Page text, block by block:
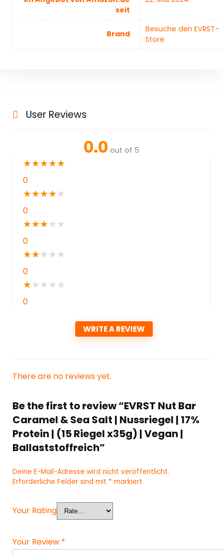
seit
Brand
Besuche den EVRST-
Store
User Reviews
0.0 out of 5
★★★★★
0
★★★★★
0
★★★★ ★
0
★★★ ★ ★
0
★★ ★ ★ ★
0
WRITE A REVIEW
There are no reviews yet.
Be the first to review “EVRST Nut Bar
Caramel & Sea Salt | Nussriegel | 17%
Protein | (15 Riegel x35g) | Vegan |
Ballaststoffreich”
Deine E-Mail-Adresse wird nicht veröffentlicht.
Erforderliche Felder sind mit * markiert
Your Rating
Your Review *